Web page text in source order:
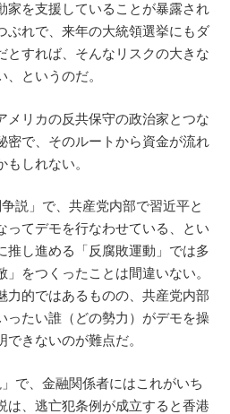
家を支援していることが暴露され
ぶれで、来年の大統領選挙にもダ
とすれば、そんなリスクの大きな
というのだ。
メリカの反共保守の政治家とつな
密で、そのルートから資金が流れ
しれない。
説」で、共産党内部で習近平と
ってデモを行なわせている、とい
推し進める「反腐敗運動」では多
」をつくったことは間違いない。
力的ではあるものの、共産党内部
ったい誰（どの勢力）がデモを操
きないのが難点だ。
で、金融関係者にはこれがいち
は、逃亡犯条例が成立すると香港